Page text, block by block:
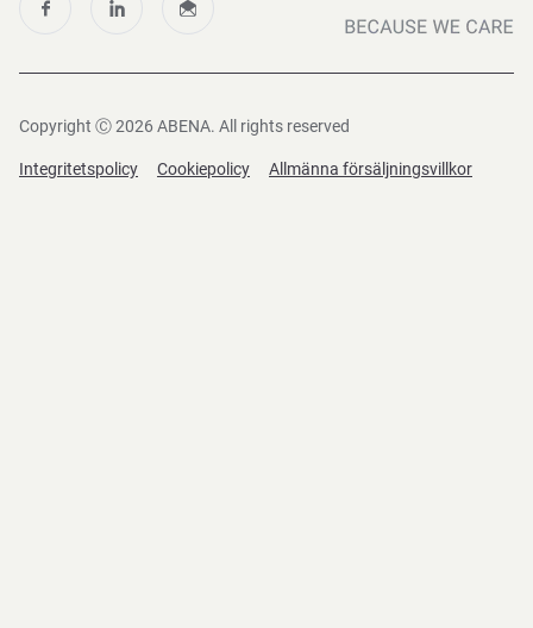
Copyright Ⓒ 2026 ABENA. All rights reserved
Integritetspolicy Cookiepolicy Allmänna försäljningsvillkor